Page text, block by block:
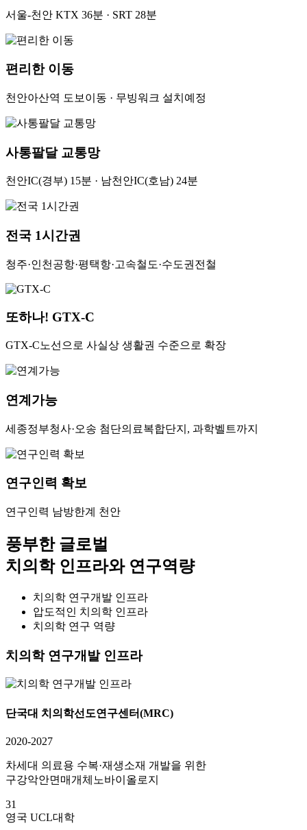
서울-천안 KTX 36분 · SRT 28분
편리한 이동
천안아산역 도보이동 · 무빙워크 설치예정
사통팔달 교통망
천안IC(경부) 15분 · 남천안IC(호남) 24분
전국 1시간권
청주·인천공항·평택항·고속철도·수도권전철
또하나! GTX-C
GTX-C노선으로 사실상 생활권 수준으로 확장
연계가능
세종정부청사·오송 첨단의료복합단지, 과학벨트까지
연구인력 확보
연구인력 남방한계 천안
풍부한 글로벌
치의학 인프라와 연구역량
치의학 연구개발 인프라
압도적인 치의학 인프라
치의학 연구 역량
치의학 연구개발 인프라
단국대 치의학선도연구센터(MRC)
2020-2027
차세대 의료용 수복·재생소재 개발을 위한
구강악안면매개체노바이올로지
31
영국 UCL대학